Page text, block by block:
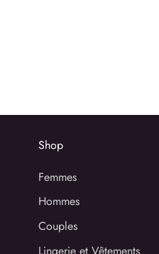
Shop
Femmes
Hommes
Couples
Lingerie et Vêtements